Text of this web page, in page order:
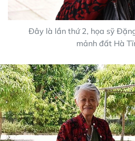
Đây là lần thứ 2, họa sỹ
mảnh đất Hà